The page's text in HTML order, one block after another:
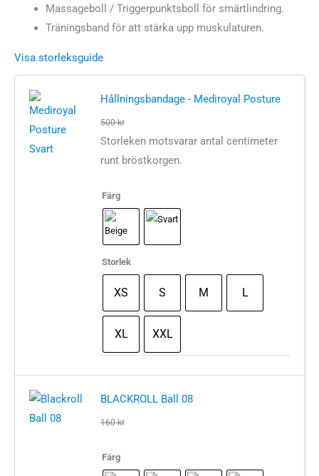
Massageboll / Triggerpunktsboll för smärtlindring.
Träningsband för att stärka upp muskulaturen.
Visa storleksguide
Hållningsbandage - Mediroyal Posture
500kr
Storleken motsvarar antal centimeter
runt bröstkorgen.
Färg
Storlek
XS S M L
XL XXL
BLACKROLL Ball 08
160kr
Färg